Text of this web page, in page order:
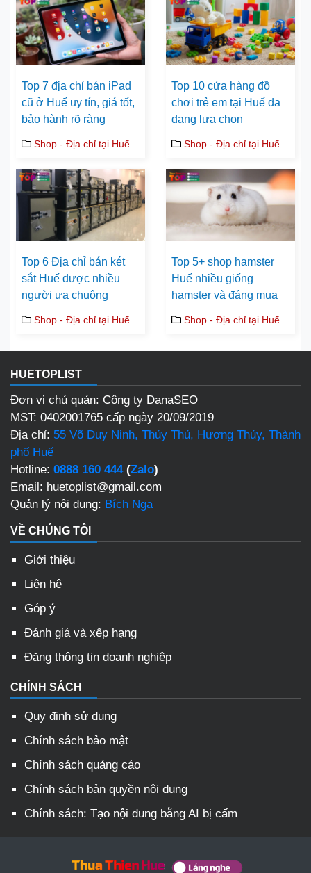
Top 7 địa chỉ bán iPad
cũ ở Huế uy tín, giá tốt,
bảo hành rõ ràng
Shop - Địa chỉ tại Huế
Top 10 cửa hàng đồ
chơi trẻ em tại Huế đa
dạng lựa chọn
Shop - Địa chỉ tại Huế
Top 6 Địa chỉ bán két
sắt Huế được nhiều
người ưa chuộng
Shop - Địa chỉ tại Huế
Top 5+ shop hamster
Huế nhiều giống
hamster và đáng mua
Shop - Địa chỉ tại Huế
HUETOPLIST
Đơn vị chủ quản: Công ty DanaSEO
MST: 0402001765 cấp ngày 20/09/2019
Địa chỉ: 55 Võ Duy Ninh, Thủy Thủ, Hương Thủy, Thành
phố Huế
Hotline: 0888 160 444(Zalo)
Email: huetoplist@gmail.com
Quản lý nội dung: Bích Nga
VỀ CHÚNG TÔI
Giới thiệu
Liên hệ
Góp ý
Đánh giá và xếp hạng
Đăng thông tin doanh nghiệp
CHÍNH SÁCH
Quy định sử dụng
Chính sách bảo mật
Chính sách quảng cáo
Chính sách bản quyền nội dung
Chính sách: Tạo nội dung bằng AI bị cấm